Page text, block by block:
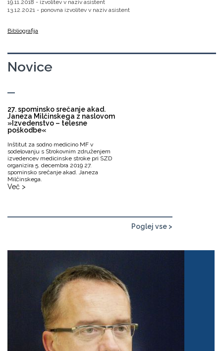
19.11.2018 - izvolitev v naziv asistent
13.12.2021 - ponovna izvolitev v naziv asistent​​​​​​​
Bibliografija
Novice
27. spominsko srečanje akad.
Janeza Milčinskega z naslovom
»Izvedenstvo – telesne
poškodbe«
Inštitut za sodno medicino MF v
sodelovanju s Strokovnim združenjem
izvedencev medicinske stroke pri SZD
organizira 5. decembra 2019 27.
spominsko srečanje akad. Janeza
Milčinskega.
Več >
Poglej vse >